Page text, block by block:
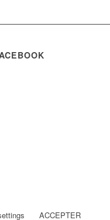
ACCEPTER